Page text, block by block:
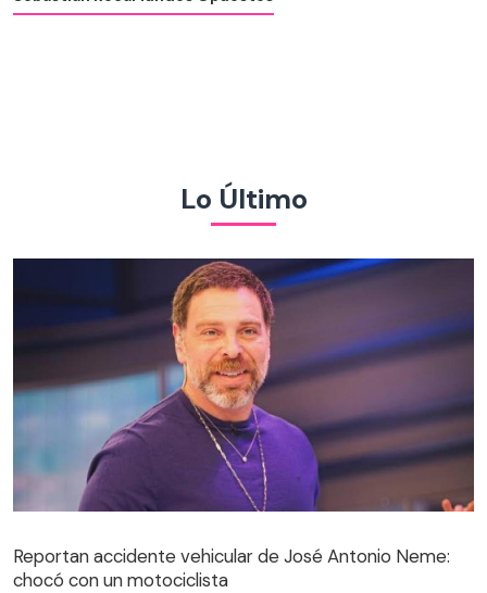
Lo Último
Reportan accidente vehicular de José Antonio Neme:
chocó con un motociclista